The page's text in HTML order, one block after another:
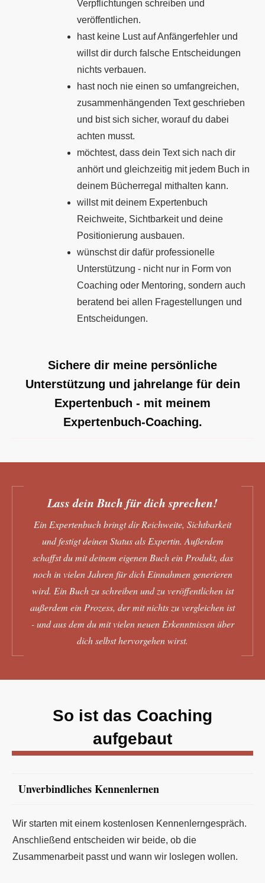
Verpflichtungen schreiben und
veröffentlichen.
hast keine Lust auf Anfängerfehler und
willst dir durch falsche Entscheidungen
nichts verbauen.
hast noch nie einen so umfangreichen,
zusammenhängenden Text geschrieben
und bist sich sicher, worauf du dabei
achten musst.
möchtest, dass dein Text sich nach dir
anhört und gleichzeitig mit jedem Buch in
deinem Bücherregal mithalten kann.
willst mit deinem Expertenbuch
Reichweite, Sichtbarkeit und deine
Positionierung ausbauen.
wünschst dir dafür professionelle
Unterstützung - nicht nur in Form von
Coaching oder Mentoring, sondern auch
beratend bei allen Fragestellungen und
Entscheidungen.
Sichere dir meine persönliche
Unterstützung und jahrelange für dein
Expertenbuch - mit meinem
Expertenbuch-Coaching.
Lass dein Buch für dich sprechen!
Ein Expertenbuch bringt dir Reichweite, Sichtbarkeit
und festigt deinen Status als Expertin. Außerdem
schaffst du mit deinem eigenen Buch ein Produkt, das
noch in vielen Jahren für dich Einnahmen generieren
wird. Ein Buch zu schreiben und zu veröffentlichen ist
außerdem ein Prozess, der mit nichts zu vergleichen ist
- und aus dem du mit vielen neuen Erkenntnissen über
dich selbst hervorgehen wirst.
So ist das Coaching
aufgebaut
Unverbindliches Kennenlernen
Wir starten mit einem kostenlosen Kennenlerngespräch.
Anschließend entscheiden wir beide, ob die
Zusammenarbeit passt und wann wir loslegen wollen.